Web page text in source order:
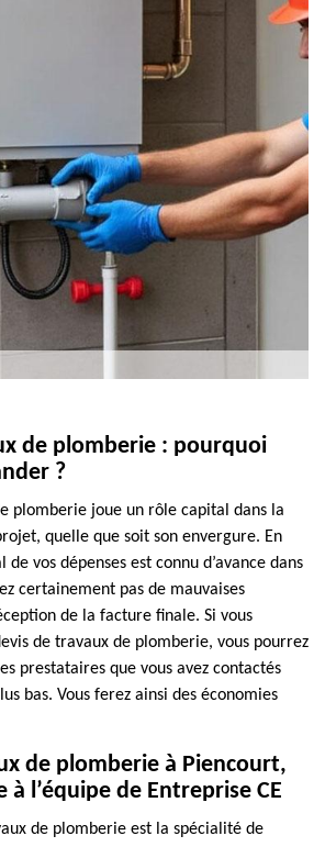
de plomberie : pourquoi
?
plomberie joue un rôle capital dans la
quelle que soit son envergure. En
vos dépenses est connu d’avance dans
certainement pas de mauvaises
de la facture finale. Si vous
de travaux de plomberie, vous pourrez
prestataires que vous avez contactés
bas. Vous ferez ainsi des économies
de plomberie à Piencourt,
l’équipe de Entreprise CE
de plomberie est la spécialité de